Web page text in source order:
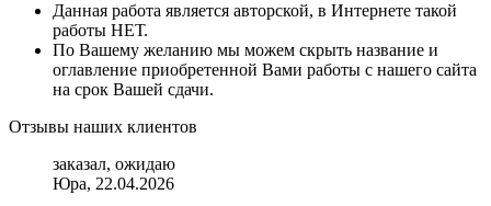
Данная работа является авторской, в Интернете такой
работы НЕТ.
По Вашему желанию мы можем скрыть название и
оглавление приобретенной Вами работы с нашего сайта
на срок Вашей сдачи.
Отзывы наших клиентов
заказал, ожидаю
Юра, 22.04.2026